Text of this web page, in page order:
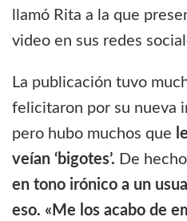
llamó Rita a la que
video en sus redes
La publicación tuvo
felicitaron por su nueva
pero hubo muchos que
veían ‘bigotes’. De
en tono irónico a un
eso. «Me los acabo de